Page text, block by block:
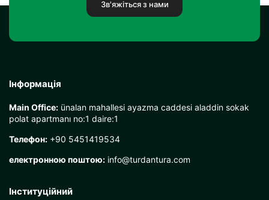
Зв'яжіться з нами
Інформація
Main Office: ünalan mahallesi ayazma caddesi aladdin sokak
polat apartmanı no:1 daire:1
Телефон: +90 5451419534
електронною поштою: info@turdantura.com
Інституційний